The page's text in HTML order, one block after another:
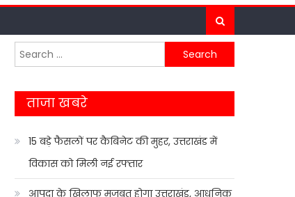
Search
for:
ताजा खबरे
15 बड़े फैसलों पर कैबिनेट की मुहर, उत्तराखंड में
विकास को मिली नई रफ्तार
आपदा के खिलाफ मजबूत होगा उत्तराखंड, आधुनिक